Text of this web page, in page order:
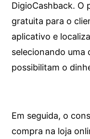
DigioCashback. O
gratuita para o
aplicativo e
selecionando uma
possibilitam o
Em seguida, o
compra na loja